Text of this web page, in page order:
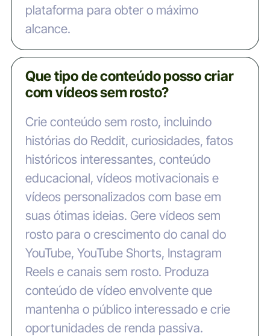
plataforma para obter o máximo
alcance.
Que tipo de conteúdo posso criar
com vídeos sem rosto?
Crie conteúdo sem rosto, incluindo
histórias do Reddit, curiosidades, fatos
históricos interessantes, conteúdo
educacional, vídeos motivacionais e
vídeos personalizados com base em
suas ótimas ideias. Gere vídeos sem
rosto para o crescimento do canal do
YouTube, YouTube Shorts, Instagram
Reels e canais sem rosto. Produza
conteúdo de vídeo envolvente que
mantenha o público interessado e crie
oportunidades de renda passiva.